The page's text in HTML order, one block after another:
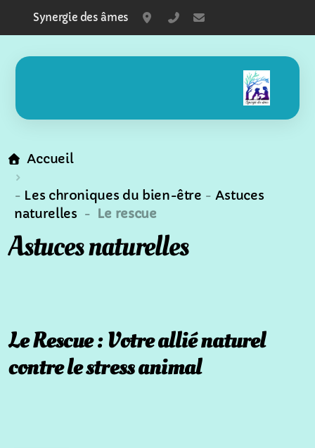
Synergie des âmes Ecublens - Fribourg
+41797525010
Accueil
- Les chroniques du bien-être - Astuces
naturelles - Le rescue
Astuces naturelles
Le Rescue : Votre allié naturel
contre le stress animal
Conseils en naturopathie animale
Alimentation animale
Communication animale
Chromothérapie animale
Thérapies naturelles pour animaux